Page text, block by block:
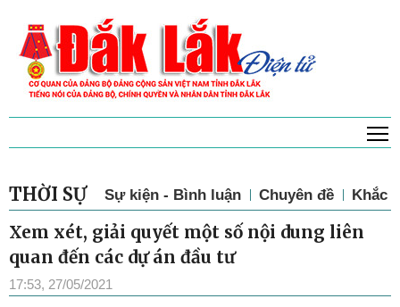
THỜI SỰ Sự kiện - Bình luận Chuyên đề Khắc
Xem xét, giải quyết một số nội dung liên
quan đến các dự án đầu tư
17:53, 27/05/2021